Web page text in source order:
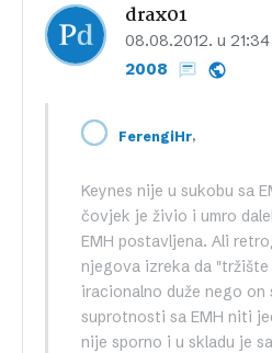
drax01
08.08.2012. u 21:34
2008
FerengiHr,
Keynes nije u sukobu sa
čovjek je živio i umro
EMH postavljena. Ali
njegova izreka da
iracionalno duže nego on
suprotnosti sa EMH niti
nije sporno i u skladu je